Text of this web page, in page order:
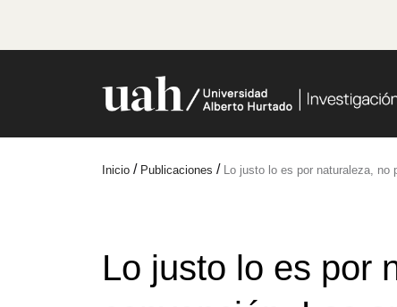
Inicio / Publicaciones / Lo justo lo es por naturaleza,
Lo justo lo es por